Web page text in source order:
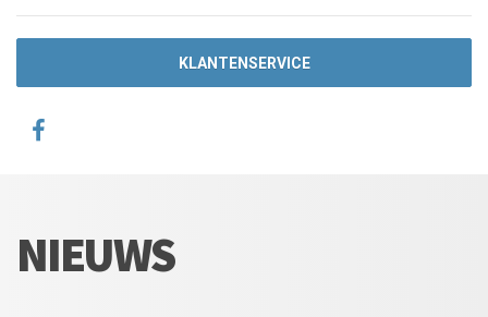
KLANTENSERVICE
NIEUWS